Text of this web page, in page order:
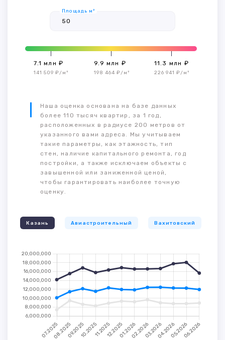
Площадь м²
7.1 млн ₽
141 509 ₽/м²
9.9 млн ₽
198 464 ₽/м²
11.3 млн ₽
226 941 ₽/м²
Наша оценка основана на базе данных
более 110 тысяч квартир, за 1 год,
расположенных в радиусе 200 метров от
указанного вами адреса. Мы учитываем
такие параметры, как этажность, тип
стен, наличие капитального ремонта, год
постройки, а также исключаем объекты с
завышенной или заниженной ценой,
чтобы гарантировать наиболее точную
оценку.
Казань Авиастроительный Вахитовский